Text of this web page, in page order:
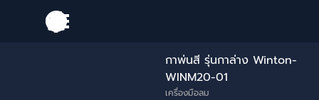
Skip menu
กาพ่นสี รุ่นกาล่าง Winton-
WINM20-01
เครื่องมือลม